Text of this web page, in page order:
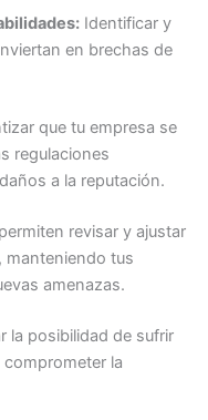
Identificar y
en brechas de
que tu empresa se
regulaciones
a la reputación.
revisar y ajustar
manteniendo tus
amenazas.
la posibilidad de sufrir
la